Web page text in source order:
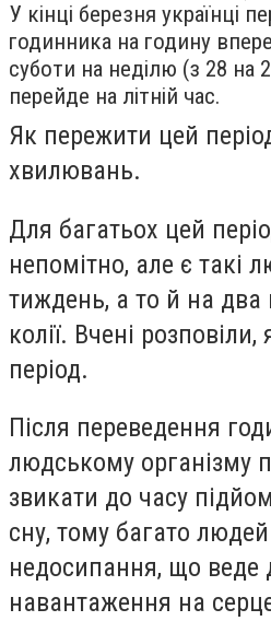
У кінці березня українці
годинника на годину
суботи на неділю (з 28 на
перейде на літній час.
Як пережити цей
хвилювань.
Для багатьох цей
непомітно, але є такі
тиждень, а то й на два
колії. Вчені
період.
Після переведення
людському організму
звикати до часу
сну, тому багато
недосипання, що веде
навантаження на